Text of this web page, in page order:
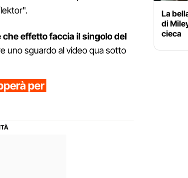
effetto faccia il singolo del
uno sguardo al video qua sotto
per
La
di
cieca